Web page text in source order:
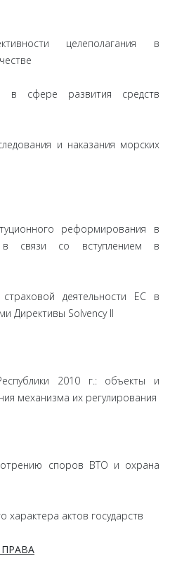
целеполагания в
сфере развития средств
и наказания морских
реформирования в
в связи со вступлением в
деятельности ЕС в
Директивы Solvency II
2010 г.: объекты и
механизма их регулирования
споров ВТО и охрана
характера актов государств